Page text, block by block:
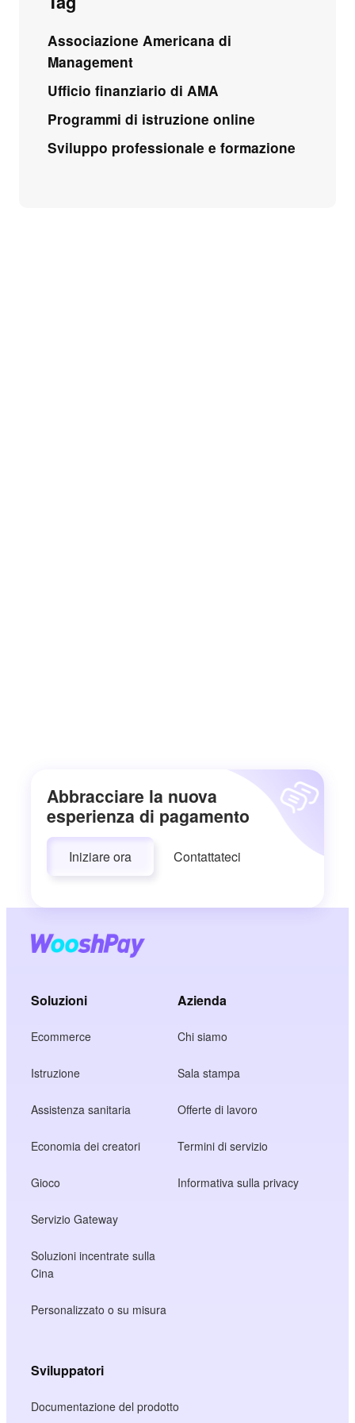
Associazione Americana di
Management
Ufficio finanziario di AMA
Programmi di istruzione online
Sviluppo professionale e formazione
Abbracciare la nuova
esperienza di pagamento
Iniziare ora Contattateci
Soluzioni
Ecommerce
Istruzione
Assistenza sanitaria
Economia dei creatori
Gioco
Servizio Gateway
Soluzioni incentrate sulla
Cina
Personalizzato o su misura
Azienda
Chi siamo
Sala stampa
Offerte di lavoro
Termini di servizio
Informativa sulla privacy
Sviluppatori
Documentazione del prodotto